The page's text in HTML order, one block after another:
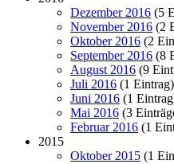
Dezember 2016 (5
November 2016 (2
Oktober 2016 (2
September 2016 (8
August 2016 (9
Juli 2016 (1 Eintrag)
Juni 2016 (1
Mai 2016 (3
Februar 2016 (1
2015
Oktober 2015 (1